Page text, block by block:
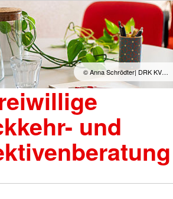
© Anna Schrödter| DRK KV…
und